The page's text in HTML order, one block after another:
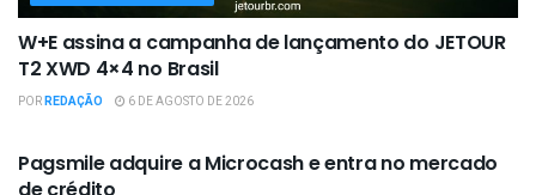
W+E assina a campanha de lançamento do JETOUR
T2 XWD 4×4 no Brasil
PORREDAÇÃO 6 DE AGOSTO DE 2026
Pagsmile adquire a Microcash e entra no mercado
de crédito